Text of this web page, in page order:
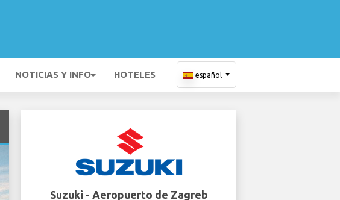
NOTICIAS Y INFO HOTELES español
Suzuki - Aeropuerto de Zagreb